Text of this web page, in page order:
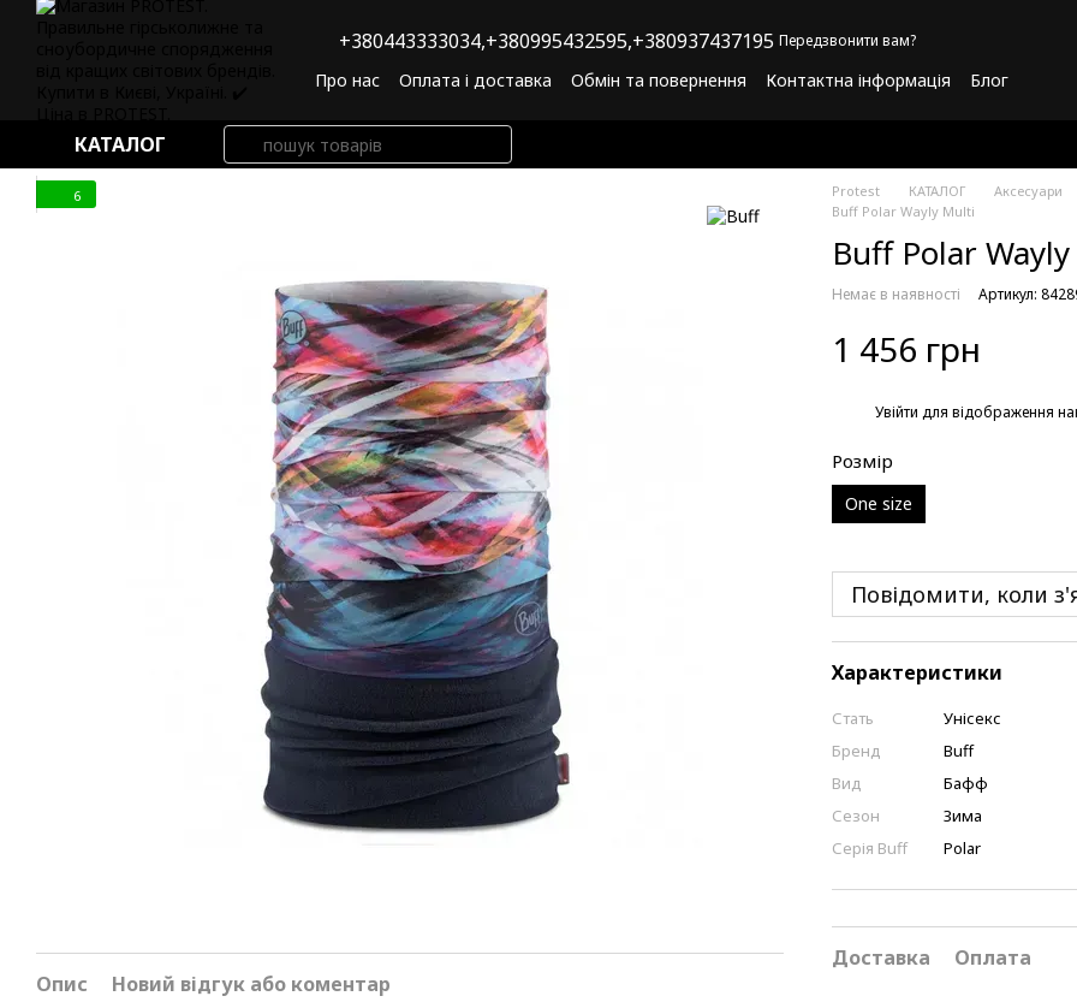
Перейти до основного контенту
+380443333034,+380995432595,+380937437195 Передзвонити вам?
Про нас Оплата і доставка Обмін та повернення Контактна інформація
Блог
КАТАЛОГ
6
Опис Новий відгук або коментар
Protest КАТАЛОГ Аксесуари
Buff Polar Wayly Multi
Buff Polar
Немає в наявності Артикул:
1 456 грн
Увійти для відображення
Розмір
One size
Повідомити, коли
Характеристики
Стать
Унісекс
Бренд
Buff
Вид
Бафф
Сезон
Зима
Серія Buff
Polar
Доставка Оплата